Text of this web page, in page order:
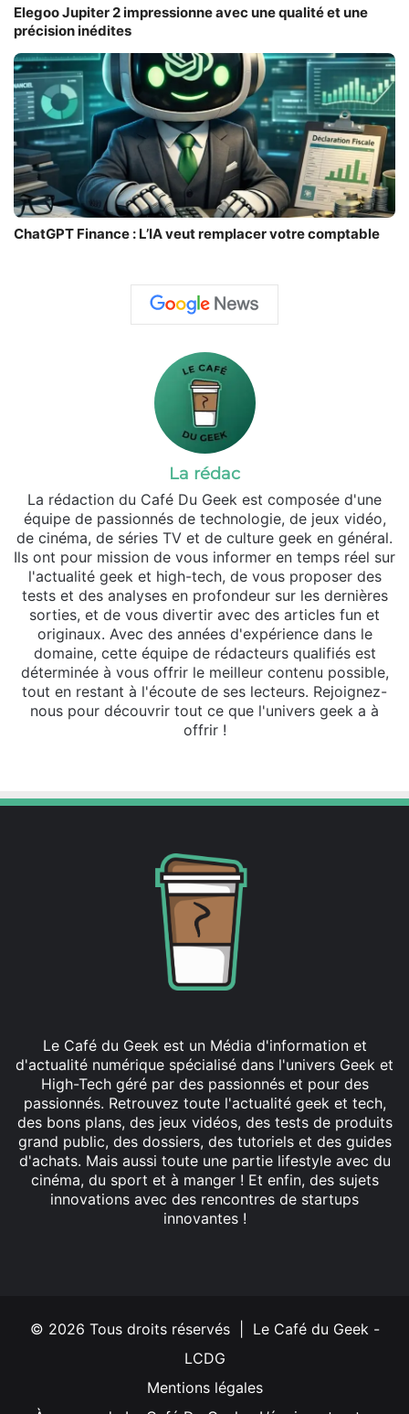
Elegoo Jupiter 2 impressionne avec une qualité et une
précision inédites
ChatGPT Finance : L’IA veut remplacer votre comptable
La rédac
La rédaction du Café Du Geek est composée d'une
équipe de passionnés de technologie, de jeux vidéo,
de cinéma, de séries TV et de culture geek en général.
Ils ont pour mission de vous informer en temps réel sur
l'actualité geek et high-tech, de vous proposer des
tests et des analyses en profondeur sur les dernières
sorties, et de vous divertir avec des articles fun et
originaux. Avec des années d'expérience dans le
domaine, cette équipe de rédacteurs qualifiés est
déterminée à vous offrir le meilleur contenu possible,
tout en restant à l'écoute de ses lecteurs. Rejoignez-
nous pour découvrir tout ce que l'univers geek a à
offrir !
Le Café du Geek est un Média d'information et
d'actualité numérique spécialisé dans l'univers Geek et
High-Tech géré par des passionnés et pour des
passionnés. Retrouvez toute l'actualité geek et tech,
des bons plans, des jeux vidéos, des tests de produits
grand public, des dossiers, des tutoriels et des guides
d'achats. Mais aussi toute une partie lifestyle avec du
cinéma, du sport et à manger ! Et enfin, des sujets
innovations avec des rencontres de startups
innovantes !
© 2026 Tous droits réservés | Le Café du Geek -
LCDG
Mentions légales